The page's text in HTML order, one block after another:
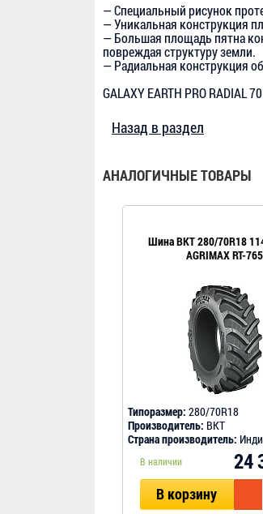
— Специальный рисунок
— Уникальная конструкция
— Большая площадь пятна
повреждая структуру земли.
— Радиальная конструкция
GALAXY EARTH PRO RADIAL
Назад в раздел
АНАЛОГИЧНЫЕ ТОВАРЫ
Шина BKT 280/70R18
AGRIMAX RT-765
Типоразмер: 280/70R18
Производитель: BKT
Страна производитель:
В наличии 24
В корзину